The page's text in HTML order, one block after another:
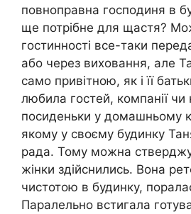
повноправна господиня в
ще потрібне для щастя?
гостинності все-таки
або через виховання, але
само привітною, як і її
любила гостей, компанії чи
посиденьки у домашньому
якому у своєму будинку
рада. Тому можна
жінки здійснились. Вона
чистотою в будинку,
Паралельно встигала